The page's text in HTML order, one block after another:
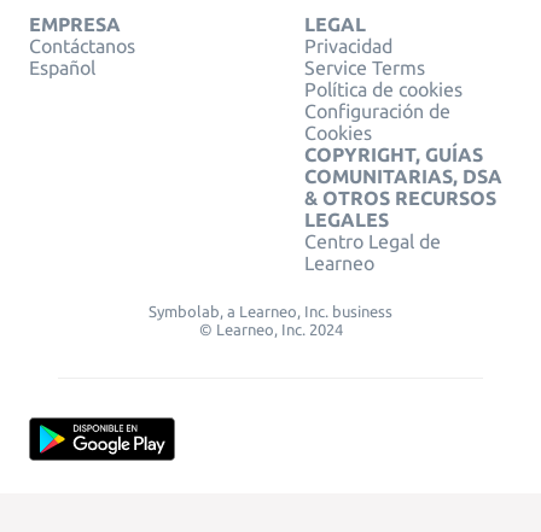
EMPRESA
Contáctanos
Español
LEGAL
Privacidad
Service Terms
Política de cookies
Configuración de
Cookies
COPYRIGHT, GUÍAS
COMUNITARIAS, DSA
& OTROS RECURSOS
LEGALES
Centro Legal de
Learneo
Symbolab, a Learneo, Inc. business
© Learneo, Inc. 2024